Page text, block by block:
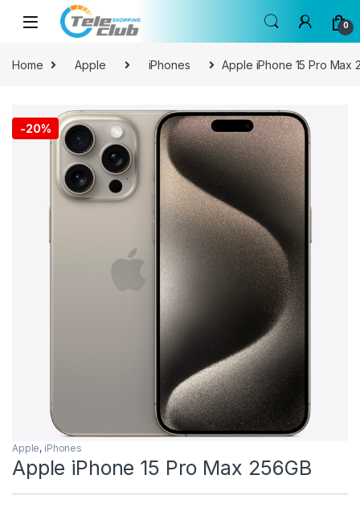
Skip to navigation
Skip to content
0
Home Apple iPhones Apple iPhone 15 Pro Max
-20%
Apple, iPhones
Apple iPhone 15 Pro Max 256GB